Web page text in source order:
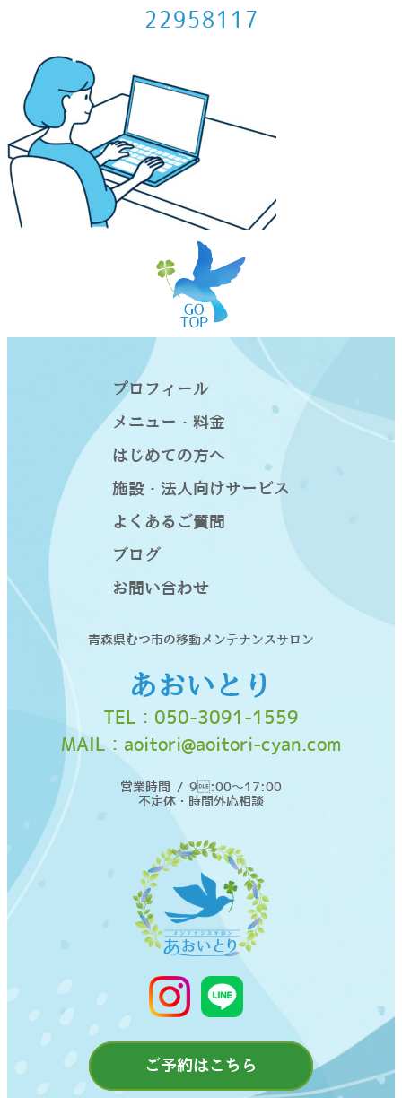
22958117
青森県むつ市の移動メンテナンスサロン
あおいとり
TEL： 050-3091-1559
MAIL： aoitori@aoitori-cyan.com
営業時間 / 9:00〜17:00
不定休・時間外応相談
プロフィール
メニュー・料金
はじめての方へ
施設・法人向けサービス
よくあるご質問
ブログ
お問い合わせ
ご予約はこちら